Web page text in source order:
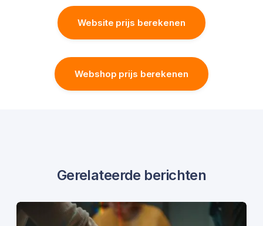
Website prijs berekenen
Webshop prijs berekenen
Gerelateerde berichten